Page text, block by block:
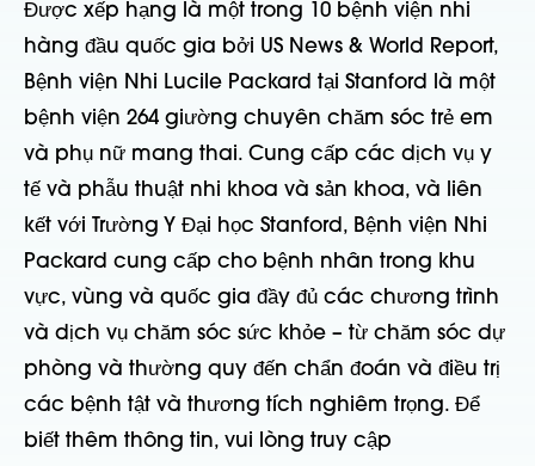
Được xếp hạng là một trong 10 bệnh viện nhi
hàng đầu quốc gia bởi US News & World Report,
Bệnh viện Nhi Lucile Packard tại Stanford là một
bệnh viện 264 giường chuyên chăm sóc trẻ em
và phụ nữ mang thai. Cung cấp các dịch vụ y
tế và phẫu thuật nhi khoa và sản khoa, và liên
kết với Trường Y Đại học Stanford, Bệnh viện Nhi
Packard cung cấp cho bệnh nhân trong khu
vực, vùng và quốc gia đầy đủ các chương trình
và dịch vụ chăm sóc sức khỏe – từ chăm sóc dự
phòng và thường quy đến chẩn đoán và điều trị
các bệnh tật và thương tích nghiêm trọng. Để
biết thêm thông tin, vui lòng truy cập